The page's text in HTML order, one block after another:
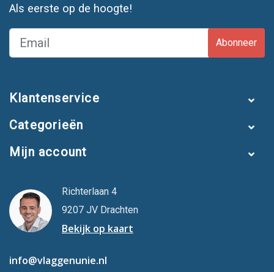
Als eerste op de hoogte!
Abonneer
Klantenservice
Categorieën
Mijn account
Richterlaan 4
9207 JV Drachten
Bekijk op kaart
info@vlaggenunie.nl